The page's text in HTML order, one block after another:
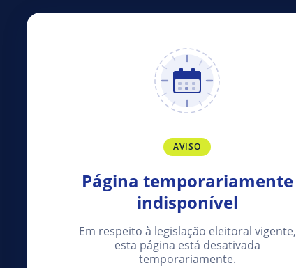
AVISO
Página temporariamente
indisponível
Em respeito à legislação eleitoral vigente,
esta página está desativada
temporariamente.